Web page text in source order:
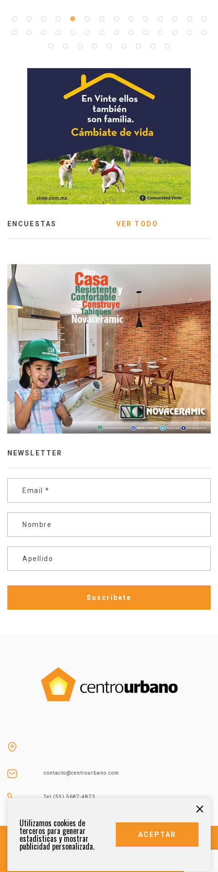
ENCUESTAS VER TODO
NEWSLETTER
Email *
Nombre
Apellido
contacto@centrourbano.com
Tel (55) 5687-4873
Utilizamos cookies de
terceros para generar
estadísticas y mostrar
publicidad personalizada.
ACEPTAR